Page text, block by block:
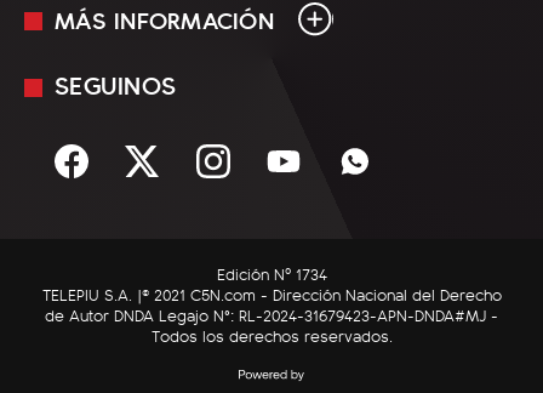
En Vivo
Sociedad
C5N Autos
RatingCero
MÁS INFORMACIÓN
Mediakit
Términos y condiciones
SEGUINOS
Edición Nº 1734
TELEPIU S.A. |© 2021 C5N.com - Dirección Nacional del Derecho
de Autor DNDA Legajo N°: RL-2024-31679423-APN-DNDA#MJ -
Todos los derechos reservados.